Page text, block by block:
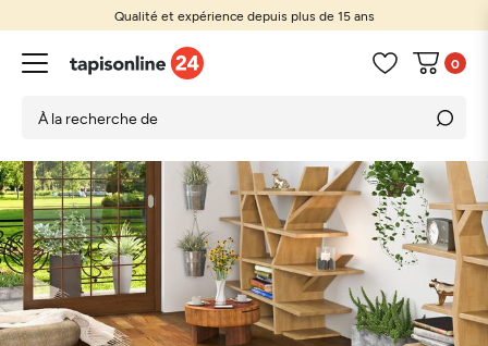
Qualité et expérience depuis plus de 15 ans
0